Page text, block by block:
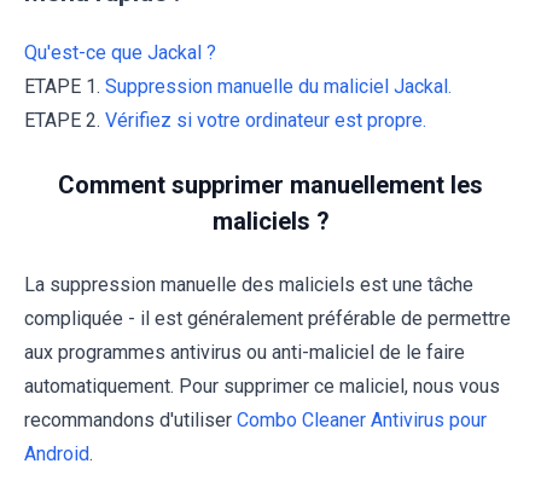
Qu'est-ce que Jackal ?
ETAPE 1. Suppression manuelle du maliciel Jackal.
ETAPE 2. Vérifiez si votre ordinateur est propre.
Comment supprimer manuellement les
maliciels ?
La suppression manuelle des maliciels est une tâche
compliquée - il est généralement préférable de permettre
aux programmes antivirus ou anti-maliciel de le faire
automatiquement. Pour supprimer ce maliciel, nous vous
recommandons d'utiliser Combo Cleaner Antivirus pour
Android.